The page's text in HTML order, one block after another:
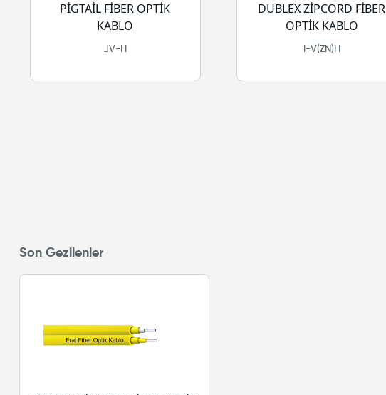
PİGTAİL FİBER OPTİK
KABLO
JV-H
DUBLEX ZİPCORD FİBER
OPTİK KABLO
I-V(ZN)H
Son Gezilenler